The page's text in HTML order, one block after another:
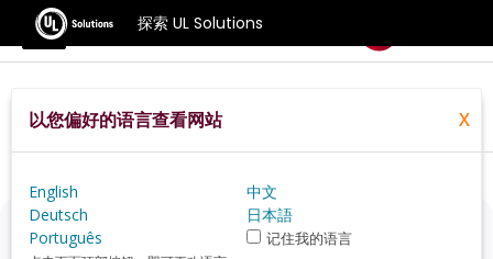
探索 UL Solutions
基准测试
Home Zh Hans Hardware
Sharp+Aquos+Wish+review
Sharp Aquos Wish评估
以您偏好的语言查看网站 X
English
中文
Deutsch
日本語
Português
记住我的语言